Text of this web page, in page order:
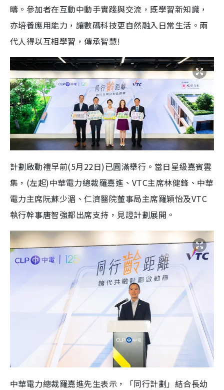
疇。參加者在互動中動手實踐與交流，既學習新知識，
亦培養應用能力，讓數碼科技更自然融入日常生活。兩
代人得以互相學習，傳承智慧!
計劃啟動禮早前(5月22日)已圓滿舉行。當日星級嘉賓雲
集，(左起)中華電力總裁羅嘉進、VTC主席林健鋒、中華
電力主席阮蘇少湄、仁濟醫院董事局主席羅穎怡及VTC
執行幹事唐智強都出席支持，見證計劃展開。
中華電力總裁羅嘉進先生表示，「同行計劃」結合長幼